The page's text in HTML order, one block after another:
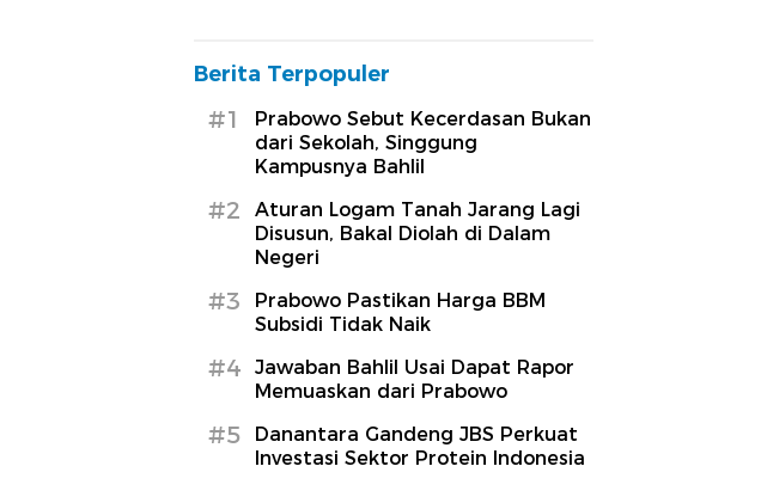
Berita Terpopuler
#1
Prabowo Sebut Kecerdasan Bukan
dari Sekolah, Singgung
Kampusnya Bahlil
#2
Aturan Logam Tanah Jarang Lagi
Disusun, Bakal Diolah di Dalam
Negeri
#3
Prabowo Pastikan Harga BBM
Subsidi Tidak Naik
#4
Jawaban Bahlil Usai Dapat Rapor
Memuaskan dari Prabowo
#5
Danantara Gandeng JBS Perkuat
Investasi Sektor Protein Indonesia